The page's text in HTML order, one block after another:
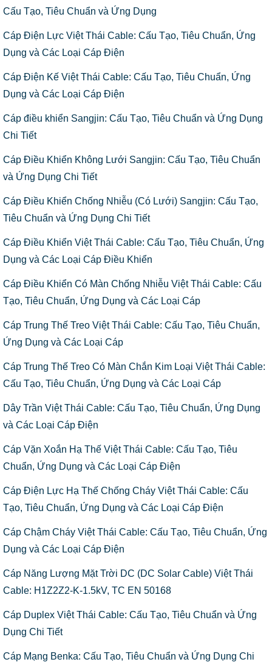
Cấu Tạo, Tiêu Chuẩn và Ứng Dụng
Cáp Điện Lực Việt Thái Cable: Cấu Tạo, Tiêu Chuẩn, Ứng
Dụng và Các Loại Cáp Điện
Cáp Điện Kế Việt Thái Cable: Cấu Tạo, Tiêu Chuẩn, Ứng
Dụng và Các Loại Cáp Điện
Cáp điều khiển Sangjin: Cấu Tạo, Tiêu Chuẩn và Ứng Dụng
Chi Tiết
Cáp Điều Khiển Không Lưới Sangjin: Cấu Tạo, Tiêu Chuẩn
và Ứng Dụng Chi Tiết
Cáp Điều Khiển Chống Nhiễu (Có Lưới) Sangjin: Cấu Tạo,
Tiêu Chuẩn và Ứng Dụng Chi Tiết
Cáp Điều Khiển Việt Thái Cable: Cấu Tạo, Tiêu Chuẩn, Ứng
Dụng và Các Loại Cáp Điều Khiển
Cáp Điều Khiển Có Màn Chống Nhiễu Việt Thái Cable: Cấu
Tạo, Tiêu Chuẩn, Ứng Dụng và Các Loại Cáp
Cáp Trung Thế Treo Việt Thái Cable: Cấu Tạo, Tiêu Chuẩn,
Ứng Dụng và Các Loại Cáp
Cáp Trung Thế Treo Có Màn Chắn Kim Loại Việt Thái Cable:
Cấu Tạo, Tiêu Chuẩn, Ứng Dụng và Các Loại Cáp
Dây Trần Việt Thái Cable: Cấu Tạo, Tiêu Chuẩn, Ứng Dụng
và Các Loại Cáp Điện
Cáp Vặn Xoắn Hạ Thế Việt Thái Cable: Cấu Tạo, Tiêu
Chuẩn, Ứng Dụng và Các Loại Cáp Điện
Cáp Điện Lực Hạ Thế Chống Cháy Việt Thái Cable: Cấu
Tạo, Tiêu Chuẩn, Ứng Dụng và Các Loại Cáp Điện
Cáp Chậm Cháy Việt Thái Cable: Cấu Tạo, Tiêu Chuẩn, Ứng
Dụng và Các Loại Cáp Điện
Cáp Năng Lượng Mặt Trời DC (DC Solar Cable) Việt Thái
Cable: H1Z2Z2-K-1.5kV, TC EN 50168
Cáp Duplex Việt Thái Cable: Cấu Tạo, Tiêu Chuẩn và Ứng
Dụng Chi Tiết
Cáp Mạng Benka: Cấu Tạo, Tiêu Chuẩn và Ứng Dụng Chi